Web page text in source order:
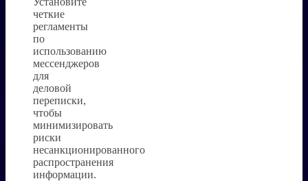
четкие
регламенты
по
использованию
мессенджеров
для
деловой
переписки,
чтобы
минимизировать
риски
несанкционированного
распространения
информации.